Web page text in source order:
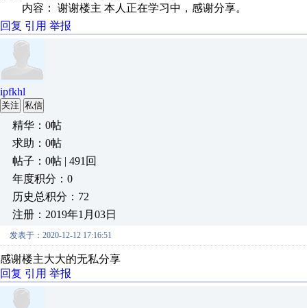
内容： 谢谢楼主 本人正在学习中，感谢分享。
回复 引用 举报
ipfkhl
关注 私信
精华：0帖
求助：0帖
帖子：0帖 | 491回
年度积分：0
历史总积分：72
注册：2019年1月03日
发表于：2020-12-12 17:16:51
感谢楼主大大的无私分享
回复 引用 举报